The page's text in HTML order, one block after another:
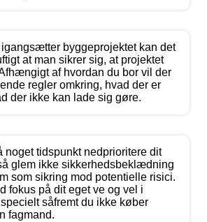
igangsætter byggeprojektet kan det
at man sikrer sig, at projektet
af hvordan du bor vil der
regler omkring, hvad der er
der ikke kan lade sig gøre.
noget tidspunkt nedprioritere dit
glem ikke sikkerhedsbeklædning
som sikring mod potentielle risici.
fokus på dit eget ve og vel i
såfremt du ikke køber
fagmand.